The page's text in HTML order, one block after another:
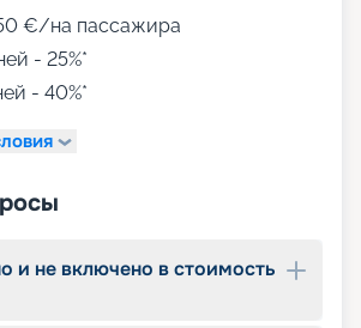
€/на пассажира
- 25%*
- 40%*
и не включено в стоимость